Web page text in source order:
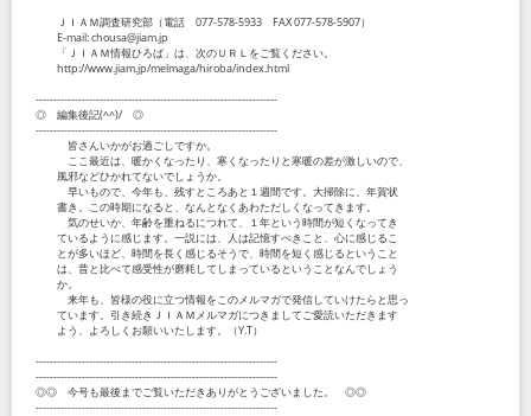
ＪＩＡＭ調査研究部（電話 077-578-5933 FAX 077-578-5907）
E-mail: chousa@jiam.jp
「ＪＩＡＭ情報ひろば」は、次のＵＲＬをご覧ください。
http://www.jiam.jp/melmaga/hiroba/index.html
--------------------------------------------------------------------
◎ 編集後記(^^)/ ◎
--------------------------------------------------------------------
皆さんいかがお過ごしですか。
ここ最近は、暖かくなったり、寒くなったりと寒暖の差が激しいので、
風邪などひかれてないでしょうか。
早いもので、今年も、残すところあと１週間です。大掃除に、年賀状
書き。この時期になると、なんとなくあわただしくなってきます。
気のせいか、年齢を重ねるにつれて、１年という時間が短くなってき
ているように感じます。一説には、人は記憶すべきこと、心に感じるこ
とが多いほど、時間を長く感じるそうで、時間を短く感じるということ
は、昔と比べて感受性が磨耗してしまっているということなんでしょう
か。
来年も、皆様の役に立つ情報をこのメルマガで発信していけたらと思っ
ています。引き続きＪＩＡＭメルマガにつきましてご愛読いただきます
よう、よろしくお願いいたします。（Y.T）
--------------------------------------------------------------------
--------------------------------------------------------------------
◎◎ 今号も最後までご覧いただきありがとうございました。 ◎◎
--------------------------------------------------------------------